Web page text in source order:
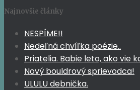
Najnovšie články
NESPÍME!!
Nedeľná chvíľka poézie..
Priatelia. Babie leto, ako vie
Nový bouldrový sprievodca!
ULULU debnička.